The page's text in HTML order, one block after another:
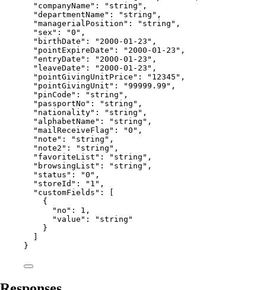
"companyName" : " string " ,
"departmentName" : " string " ,
"managerialPosition" : " string " ,
"sex" : "0 " ,
"birthDate" : " 2000-01-23 " ,
"pointExpireDate" : " 2000-01-23 " ,
"entryDate" : " 2000-01-23 " ,
"leaveDate" : " 2000-01-23 " ,
"pointGivingUnitPrice" : " 12345 " ,
"pointGivingUnit" : "99999.99 " ,
"pinCode" : " string " ,
"passportNo" : " string " ,
"nationality" : " string " ,
"alphabetName" : " string " ,
"mailReceiveFlag" : "0 " ,
"note" : " string " ,
"note2" : " string " ,
"favoriteList" : " string " ,
"browsingList" : " string " ,
"status" : "0 " ,
"storeId" : " 1 " ,
"customFields" : [
{
"no" : 1 ,
"value" : " string "
}
}